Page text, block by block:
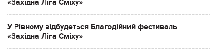
«Західна Ліга Сміху»
У Рівному відбудеться Благодійний фестиваль
«Західна Ліга Сміху»